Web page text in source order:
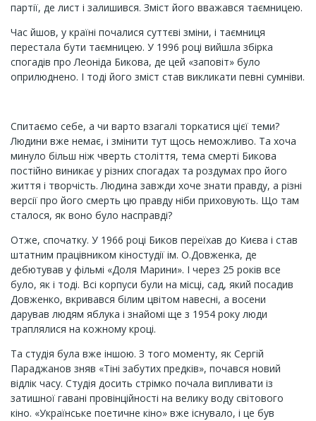
партії, де лист і залишився. Зміст його вважався таємницею.
Час йшов, у країні почалися суттєві зміни, і таємниця
перестала бути таємницею. У 1996 році вийшла збірка
спогадів про Леоніда Бикова, де цей «заповіт» було
оприлюднено. І тоді його зміст став викликати певні сумніви.
Спитаємо себе, а чи варто взагалі торкатися цієї теми?
Людини вже немає, і змінити тут щось неможливо. Та хоча
минуло більш ніж чверть століття, тема смерті Бикова
постійно виникає у різних спогадах та роздумах про його
життя і творчість. Людина завжди хоче знати правду, а різні
версії про його смерть цю правду ніби приховують. Що там
сталося, як воно було насправді?
Отже, спочатку. У 1966 році Биков переїхав до Києва і став
штатним працівником кіностудії ім. О.Довженка, де
дебютував у фільмі «Доля Марини». І через 25 років все
було, як і тоді. Всі корпуси були на місці, сад, який посадив
Довженко, вкривався білим цвітом навесні, а восени
дарував людям яблука і знайомі ще з 1954 року люди
траплялися на кожному кроці.
Та студія була вже іншою. З того моменту, як Сергій
Параджанов зняв «Тіні забутих предків», почався новий
відлік часу. Студія досить стрімко почала випливати із
затишної гавані провінційності на велику воду світового
кіно. «Українське поетичне кіно» вже існувало, і це був